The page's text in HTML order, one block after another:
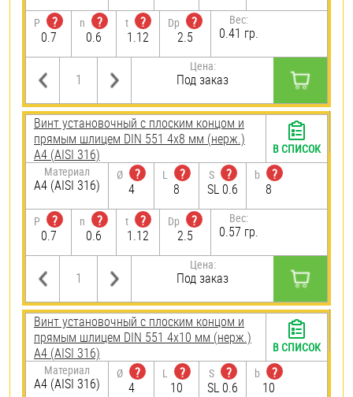
P
?
0.7
n
?
0.6
t
?
1.12
Dp
?
2.5
Вес:
0.41 гр.
Цена:
Под заказ
Винт установочный с плоским концом и
прямым шлицем DIN 551 4х8 мм (нерж.)
A4 (AISI 316)
Материал
A4 (AISI 316)
Ø
?
4
L
?
8
S
?
SL 0.6
b
?
8
P
?
0.7
n
?
0.6
t
?
1.12
Dp
?
2.5
Вес:
0.57 гр.
Цена:
Под заказ
В СПИСОК
Винт установочный с плоским концом и
прямым шлицем DIN 551 4х10 мм (нерж.)
A4 (AISI 316)
Материал
A4 (AISI 316)
Ø
?
4
L
?
10
S
?
SL 0.6
b
?
10
В СПИСОК